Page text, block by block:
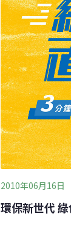
供塑膠底座，
2010年06月16日
環保新世代